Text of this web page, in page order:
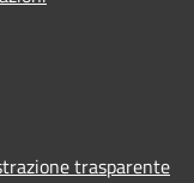
trasparente